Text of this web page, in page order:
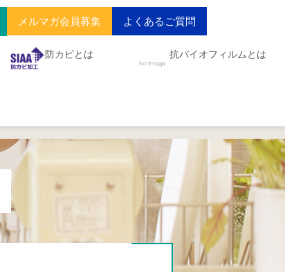
メルマガ会員募集 よくあるご質問
防カビとは 抗バイオフィルムとは